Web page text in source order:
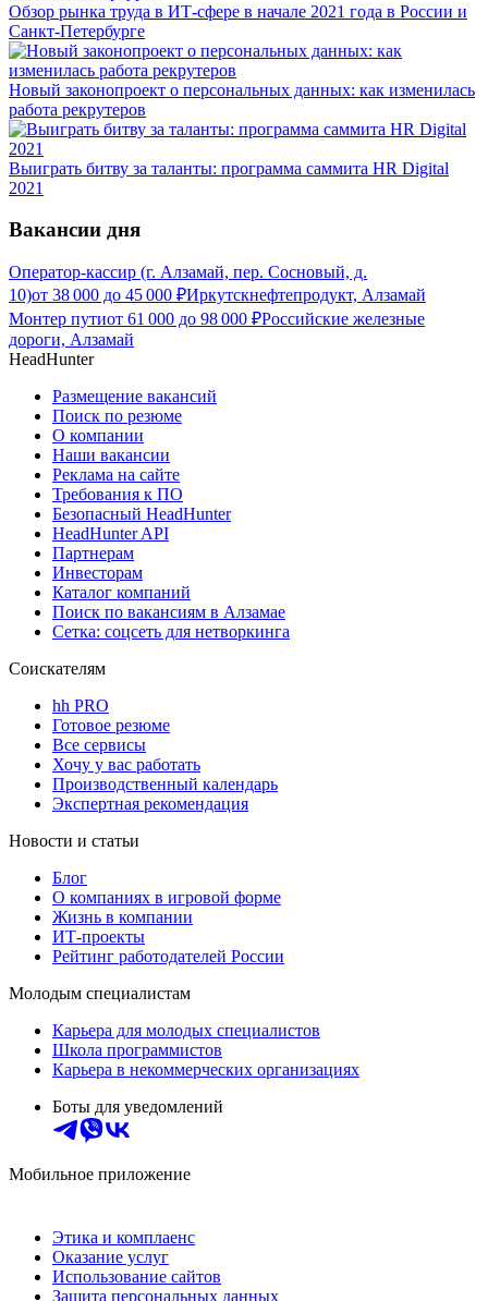
Обзор рынка труда в ИТ-сфере в начале 2021 года в России и
Санкт-Петербурге
Новый законопроект о персональных данных: как изменилась
работа рекрутеров
Выиграть битву за таланты: программа саммита HR Digital
2021
Вакансии дня
Оператор-кассир (г. Алзамай, пер. Сосновый, д.
10)от 38 000 до 45 000 ₽Иркутскнефтепродукт, Алзамай
Монтер путиот 61 000 до 98 000 ₽Российские железные
дороги, Алзамай
HeadHunter
Размещение вакансий
Поиск по резюме
О компании
Наши вакансии
Реклама на сайте
Требования к ПО
Безопасный HeadHunter
HeadHunter API
Партнерам
Инвесторам
Каталог компаний
Поиск по вакансиям в Алзамае
Сетка: соцсеть для нетворкинга
Соискателям
hh PRO
Готовое резюме
Все сервисы
Хочу у вас работать
Производственный календарь
Экспертная рекомендация
Новости и статьи
Блог
О компаниях в игровой форме
Жизнь в компании
ИТ-проекты
Рейтинг работодателей России
Молодым специалистам
Карьера для молодых специалистов
Школа программистов
Карьера в некоммерческих организациях
Боты для уведомлений
Мобильное приложение
Этика и комплаенс
Оказание услуг
Использование сайтов
Защита персональных данных